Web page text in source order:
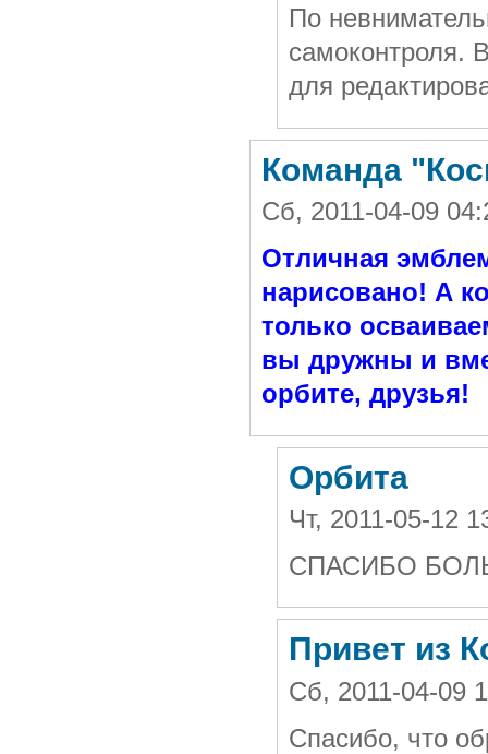
По
самоконтроля.
для
Команда
Сб, 2011-04-09
Отличная
нарисовано! А
только
вы дружны и
орбите, друзья!
Орбита
Чт, 2011-05-12
СПАСИБО
Привет из
Сб, 2011-04-09
Спасибо, что